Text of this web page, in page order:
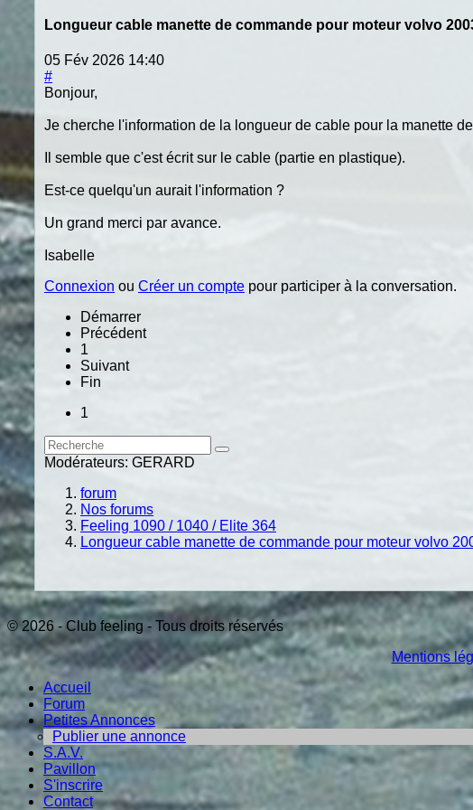
Longueur cable manette de commande pour moteur volvo
05 Fév 2026 14:40
#
Bonjour,
Je cherche l'information de la longueur de cable pour la manette
Il semble que c'est écrit sur le cable (partie en plastique).
Est-ce quelqu'un aurait l'information ?
Un grand merci par avance.
Isabelle
Connexion ou Créer un compte pour participer à la conversation.
Démarrer
Précédent
1
Suivant
Fin
1
Modérateurs: GERARD
forum
Nos forums
Feeling 1090 / 1040 / Elite 364
Longueur cable manette de commande pour moteur volvo
© 2026 - Club feeling - Tous droits réservés
Mentions
Accueil
Forum
Petites Annonces
Publier une annonce
S.A.V.
Pavillon
S'inscrire
Contact